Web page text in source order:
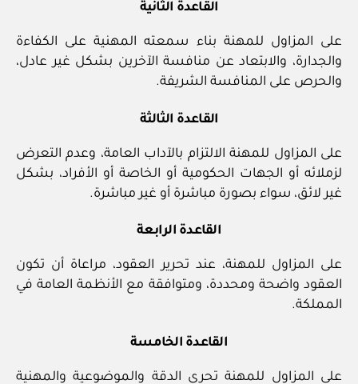
القاعدة الثانية
على المزاول للمهنة بناء سمعته المهنية على الكفاءة
والجدارة، والابتعاد عن منافسة الآخرين بشكل غير عادل،
والحرص على المنافسة الشريفة.
القاعدة الثالثة
على المزاول للمهنة الالتزام بالآداب العامة، وعدم التعرض
لزملائه أو الجهات الحكومية أو الخاصة أو الأفراد، بشكل
غير لائق، سواء بصورة مباشرة أو غير مباشرة.
القاعدة الرابعة
على المزاول للمهنة، عند تحرير العقود، مراعاة أن تكون
العقود واضحة ومحددة، ومتوافقة مع الأنظمة العامة في
المملكة.
القاعدة الخامسة
على المزاول للمهنة تحري الدقة والموضوعية والمهنية